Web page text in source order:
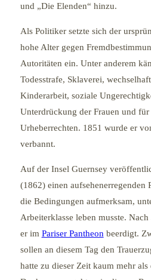
und „Die Elenden“ hinzu.
Als Politiker setzte sich der
hohe Alter gegen
Autoritäten ein. Unter anderem
Todesstrafe, Sklaverei,
Kinderarbeit, soziale
Unterdrückung der Frauen und
Urheberrechten. 1851 wurde er
verbannt.
Auf der Insel Guernsey
(1862) einen aufsehenerregenden
die Bedingungen aufmerksam,
Arbeiterklasse leben musste.
er im Pariser Pantheon beerdigt.
sollen an diesem Tag den
hatte zu dieser Zeit kaum mehr